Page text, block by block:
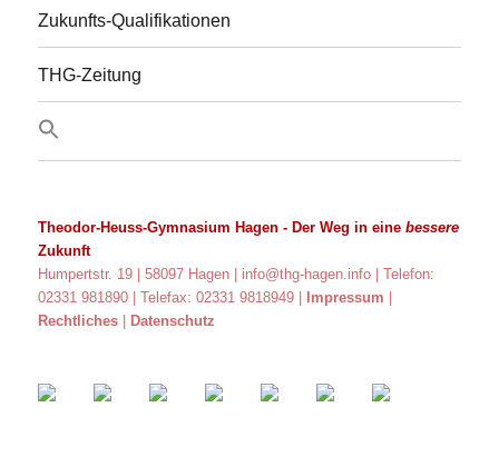
Zukunfts-Qualifikationen
THG-Zeitung
Theodor-Heuss-Gymnasium Hagen - Der Weg in einebessere
Zukunft
Humpertstr. 19 | 58097 Hagen | info@thg-hagen.info
| Telefon:
02331 981890 | Telefax: 02331 9818949 |
Impressum
Rechtliches
Datenschutz